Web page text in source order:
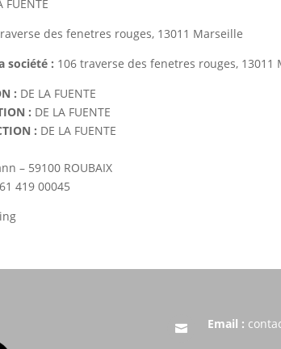
FUENTE
des fenetres rouges, 13011 Marseille
société : 106 traverse des fenetres rouges, 13011
: DE LA FUENTE
: DE LA FUENTE
: DE LA FUENTE
– 59100 ROUBAIX
419 00045
 Email :